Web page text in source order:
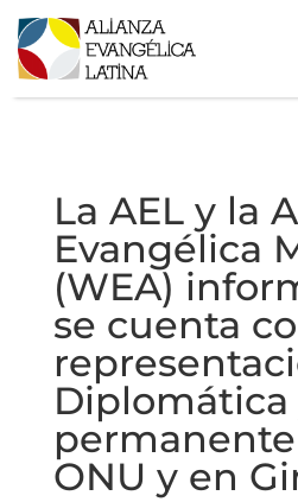
La AEL y la
Evangélica
(WEA)
se cuenta
Diplomática
ONU y en